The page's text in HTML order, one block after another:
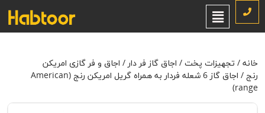
خانه/ تجهیزات پخت
خانه / تجهیزات پخت / اجاق گاز فر دار / اجاق و فر گازی امریکن
رنج
/ اجاق گاز 6 شعله فردار به همراه گريل امریکن رنج (American
range)